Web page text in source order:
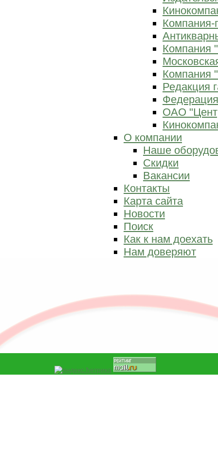
Компания-
Компания
Компания
Редакция
ОАО
О компании
Наше
Скидки
Вакансии
Контакты
Карта сайта
Новости
Поиск
Как к нам доехать
Нам доверяют